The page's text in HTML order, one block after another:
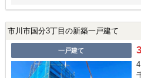
市川市国分3丁目の新築一戸建て
一戸建て